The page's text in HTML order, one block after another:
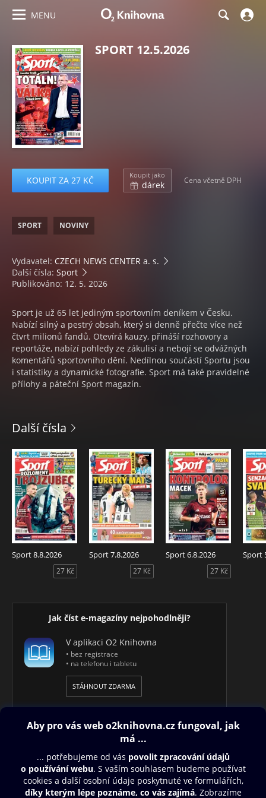
MENU
SPORT 12.5.2026
KOUPIT ZA 27 KČ Koupit jako
dárek Cena včetně DPH
SPORT NOVINY
Vydavatel: CZECH NEWS CENTER a. s.
Další čísla: Sport
Publikováno: 12. 5. 2026
Sport je už 65 let jediným sportovním deníkem v Česku.
Nabízí silný a pestrý obsah, který si denně přečte více než
čtvrt milionů fandů. Otevírá kauzy, přináší rozhovory a
reportáže, nabízí pohledy ze zákulisí a nebojí se odvážných
komentářů sportovního dění. Nedílnou součástí Sportu jsou
i statistiky a dynamické fotografie. Sport má také pravidelné
přílohy a páteční Sport magazín.
Další čísla
Sport 8.8.2026
27 Kč
Sport 7.8.2026
27 Kč
Sport 6.8.2026
27 Kč
Sport
Jak číst e-magazíny nejpohodlněji?
V aplikaci O2 Knihovna
• bez registrace
• na telefonu i tabletu
STÁHNOUT ZDARMA
Obsah ke stažení
Moje O2 Knihovna